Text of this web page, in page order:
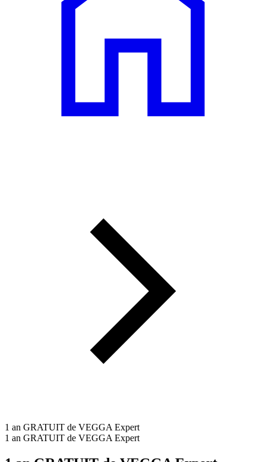
1 an GRATUIT de VEGGA Expert
1 an GRATUIT de VEGGA Expert